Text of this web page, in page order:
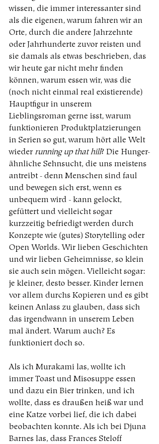
wissen, die immer interessanter sind
als die eigenen, warum fahren wir an
Orte, durch die andere Jahrzehnte
oder Jahrhunderte zuvor reisten und
sie damals als etwas beschrieben, das
wir heute gar nicht mehr finden
können, warum essen wir, was die
(noch nicht einmal real existierende)
Hauptfigur in unserem
Lieblingsroman gerne isst, warum
funktionieren Produktplatzierungen
in Serien so gut, warum hört alle Welt
wieder running up that hill? Die Hunger-
ähnliche Sehnsucht, die uns meistens
antreibt - denn Menschen sind faul
und bewegen sich erst, wenn es
unbequem wird - kann gelockt,
gefüttert und vielleicht sogar
kurzzeitig befriedigt werden durch
Konzepte wie (gutes) Storytelling oder
Open Worlds. Wir lieben Geschichten
und wir lieben Geheimnisse, so klein
sie auch sein mögen. Vielleicht sogar:
je kleiner, desto besser. Kinder lernen
vor allem durchs Kopieren und es gibt
keinen Anlass zu glauben, dass sich
das irgendwann in unserem Leben
mal ändert. Warum auch? Es
funktioniert doch so.
Als ich Murakami las, wollte ich
immer Toast und Misosuppe essen
und dazu ein Bier trinken, und ich
wollte, dass es draußen heiß war und
eine Katze vorbei lief, die ich dabei
beobachten konnte. Als ich bei Djuna
Barnes las, dass Frances Steloff